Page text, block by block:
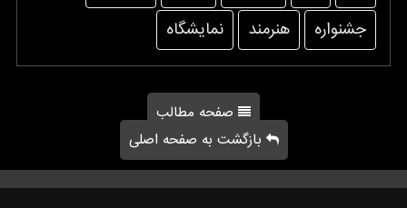
جشنواره
هنرمند نمایشگاه
صفحه مطالب
بازگشت به صفحه اصلی